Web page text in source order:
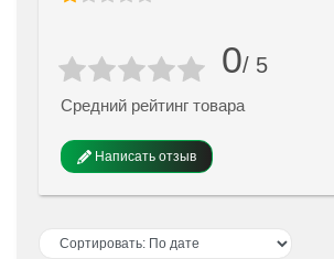
0/ 5
Средний рейтинг товара
Написать отзыв